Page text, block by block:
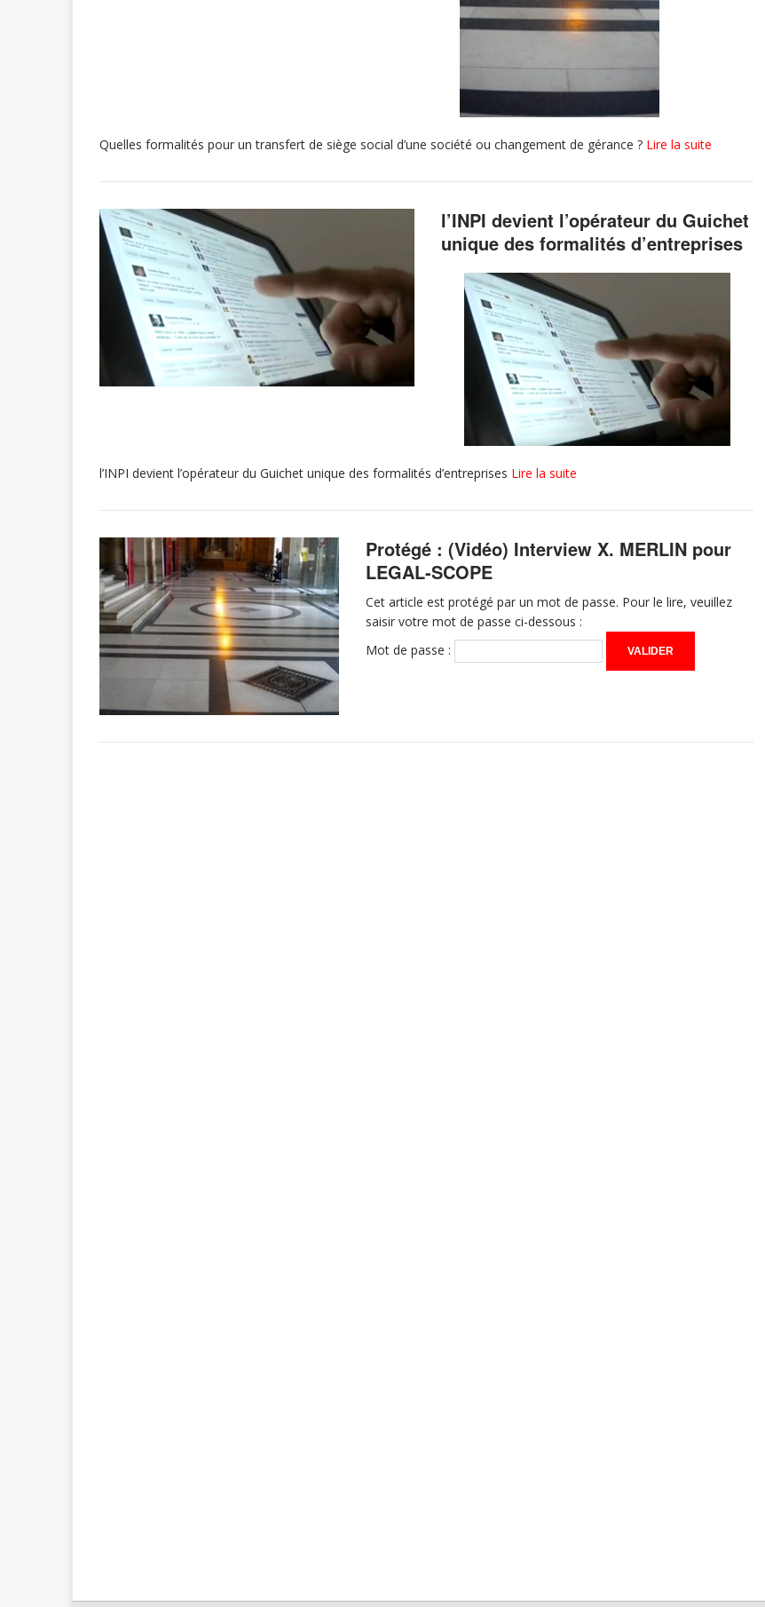
Quelles formalités pour un transfert de siège social d’une société ou changement de gérance ? Lire la suite
l’INPI devient l’opérateur du Guichet
unique des formalités d’entreprises
l’INPI devient l’opérateur du Guichet unique des formalités d’entreprises Lire la suite
Protégé : (Vidéo) Interview X. MERLIN pour
LEGAL-SCOPE
Cet article est protégé par un mot de passe. Pour le lire, veuillez
saisir votre mot de passe ci-dessous :
Mot de passe :